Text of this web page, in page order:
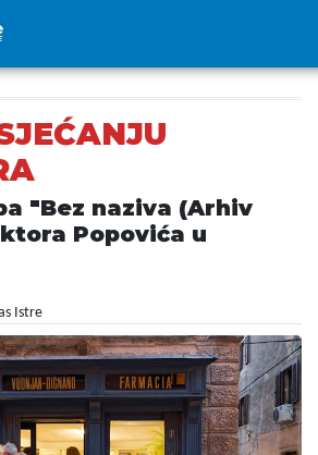
"Bez naziva (Arhiv
Popovića u
Istre